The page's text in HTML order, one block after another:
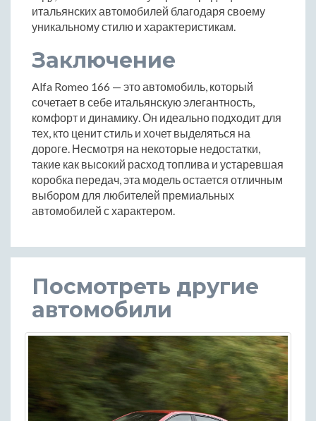
итальянских автомобилей благодаря своему
уникальному стилю и характеристикам.
Заключение
Alfa Romeo 166 — это автомобиль, который
сочетает в себе итальянскую элегантность,
комфорт и динамику. Он идеально подходит для
тех, кто ценит стиль и хочет выделяться на
дороге. Несмотря на некоторые недостатки,
такие как высокий расход топлива и устаревшая
коробка передач, эта модель остается отличным
выбором для любителей премиальных
автомобилей с характером.
Посмотреть другие
автомобили